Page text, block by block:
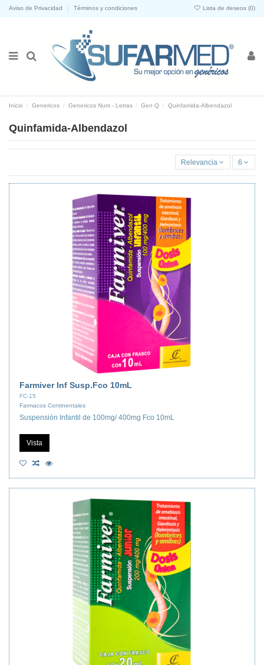
Aviso de Privacidad Términos y condiciones Lista de deseos (0)
Inicio Genericos Genericos Num - Letras Gen Q Quinfamida-Albendazol
Quinfamida-Albendazol
Relevancia 6
Farmiver Inf Susp.Fco 10mL
FC-15
Farmacos Continentales
Suspensión Infantil de 100mg/ 400mg Fco 10mL
Vista